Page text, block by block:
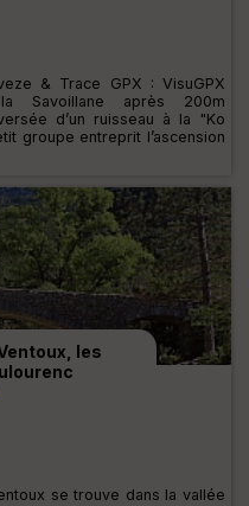
& Trace GPX : VisuGPX
Savoillane après 200m
d’un ruisseau à la "Ko
groupe entreprit l’ascension
les
se trouve dans la vallée